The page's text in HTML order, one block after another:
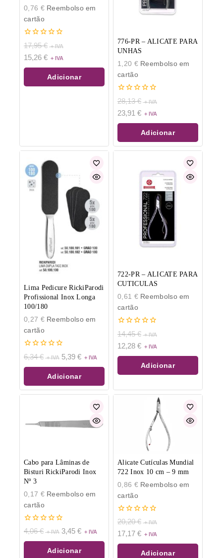
0,76 €Reembolso em
cartão
0
de
5
17,95€
15,26 €
Adicionar
776-PR – ALICATE PARA
UNHAS
1,20 €Reembolso em
cartão
0
de
5
28,13€
23,91 €
Adicionar
Lima Pedicure RickiParodi
Profissional Inox Longa
100/180
0,27 €Reembolso em
cartão
0
de
5
6,34€ 5,39 €
Adicionar
722-PR – ALICATE PARA
CUTICULAS
0,61 €Reembolso em
cartão
0
de
5
14,45€
12,28 €
Adicionar
Cabo para Lâminas de
Bisturi RickiParodi Inox
Nº 3
0,17 €Reembolso em
cartão
0
de
5
4,06€ 3,45 €
Adicionar
Alicate Cutículas Mundial
722 Inox 10 cm – 9 mm
0,86 €Reembolso em
cartão
0
de
5
20,20€
17,17 €
Adicionar